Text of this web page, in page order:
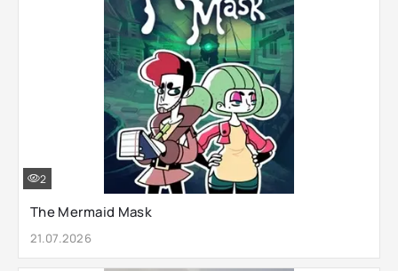
The Mermaid Mask
21.07.2026
2